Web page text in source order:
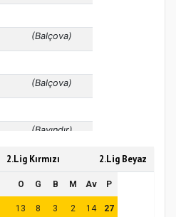
ve Gençlik Konferansı
2.Lig Kırmızı 2.Lig Beyaz
O G B M Av P
13 8 3 2 14 27